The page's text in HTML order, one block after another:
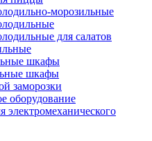
морозильные
для салатов
шкафы
шкафы
заморозки
оборудование
электромеханического